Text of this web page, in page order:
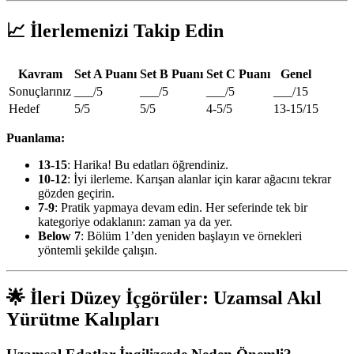
📈 İlerlemenizi Takip Edin
Kavram Set A Puanı Set B Puanı Set C Puanı
Genel
Sonuçlarınız
___/5 ___/5 ___/5
___/15
Hedef
5/5 5/5 4-5/5 13-15/15
Puanlama:
13-15: Harika! Bu edatları öğrendiniz.
10-12: İyi ilerleme. Karışan alanlar için karar ağacını tekrar
gözden geçirin.
7-9: Pratik yapmaya devam edin. Her seferinde tek bir
kategoriye odaklanın: zaman ya da yer.
Below 7: Bölüm 1’den yeniden başlayın ve örnekleri
yöntemli şekilde çalışın.
🌟 İleri Düzey İçgörüler: Uzamsal Akıl
Yürütme Kalıpları